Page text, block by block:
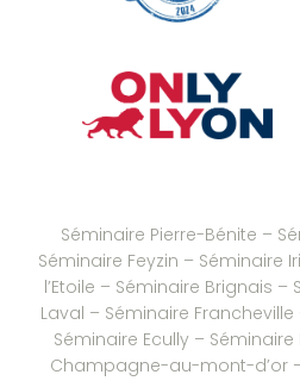
Séminaire Pierre-Bénite –
Séminaire Feyzin – Séminaire
l’Etoile – Séminaire Brignais –
Laval – Séminaire Francheville
Séminaire Ecully– Séminaire
Champagne-au-mont-d’or